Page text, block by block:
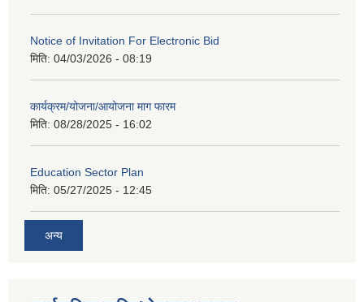
Notice of Invitation For Electronic Bid
मिति: 04/03/2026 - 08:19
कार्यक्रम/योजना/आयोजना माग फारम
मिति: 08/28/2025 - 16:02
Education Sector Plan
मिति: 05/27/2025 - 12:45
अन्य